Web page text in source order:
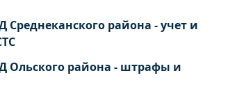
Среднеканского района - учет и
Ольского района - штрафы и